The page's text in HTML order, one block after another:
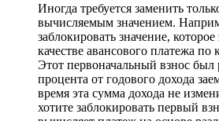
Иногда требуется заменить
вычисляемым значением.
заблокировать значение, которое
качестве авансового платежа по
Этот первоначальный взнос был
процента от годового дохода
время эта сумма дохода не
хотите заблокировать первый